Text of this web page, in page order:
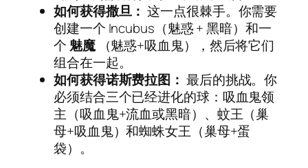
如何获得撒旦： 这一点很棘手。你需要
创建一个 Incubus（魅惑 + 黑暗）和一
个魅魔（魅惑+吸血鬼），然后将它们
组合在一起。
如何获得诺斯费拉图： 最后的挑战。你
必须结合三个已经进化的球：吸血鬼领
主（吸血鬼+流血或黑暗）、蚊王（巢
母+吸血鬼）和蜘蛛女王（巢母+蛋
袋）。